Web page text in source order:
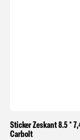
Sticker Zeskant 8.5 *
Carbolt